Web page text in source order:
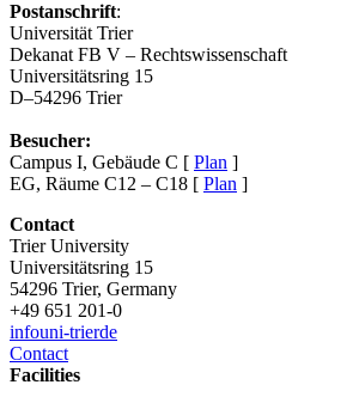
Postanschrift:
Universität Trier
Dekanat FB V – Rechtswissenschaft
Universitätsring 15
D–54296 Trier
Besucher:
Campus I, Gebäude C [ Plan ]
EG, Räume C12 – C18 [ Plan ]
Contact
Trier University
Universitätsring 15
54296 Trier, Germany
+49 651 201-0
infouni-trierde
Contact
Facilities